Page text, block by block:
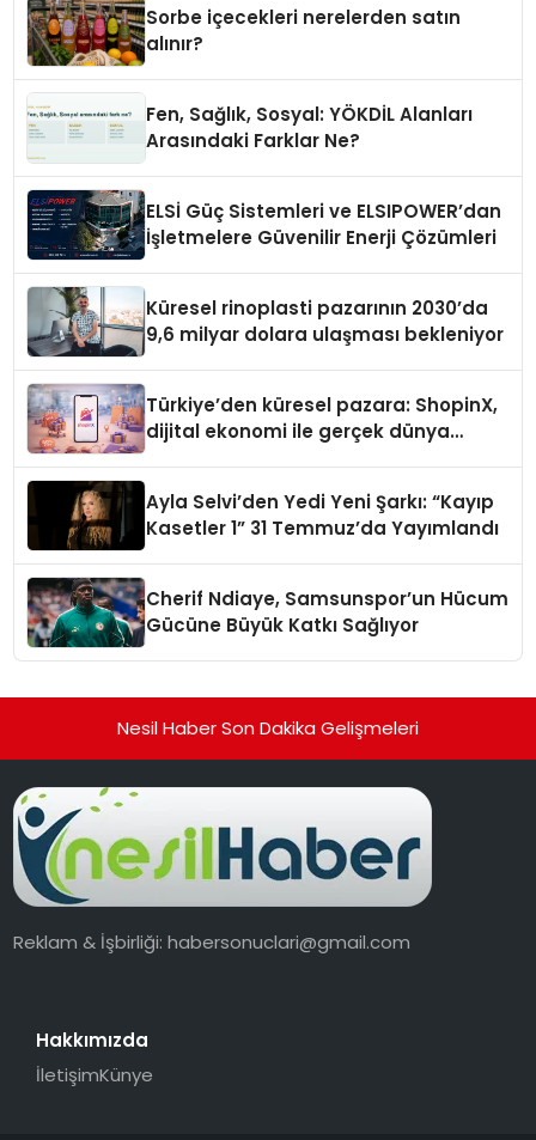
Sorbe içecekleri nerelerden satın
alınır?
Fen, Sağlık, Sosyal: YÖKDİL Alanları
Arasındaki Farklar Ne?
ELSİ Güç Sistemleri ve ELSIPOWER’dan
İşletmelere Güvenilir Enerji Çözümleri
Küresel rinoplasti pazarının 2030’da
9,6 milyar dolara ulaşması bekleniyor
Türkiye’den küresel pazara: ShopinX,
dijital ekonomi ile gerçek dünya
Ayla Selvi’den Yedi Yeni Şarkı: “Kayıp
Kasetler 1” 31 Temmuz’da Yayımlandı
Cherif Ndiaye, Samsunspor’un Hücum
Gücüne Büyük Katkı Sağlıyor
Nesil Haber Son Dakika Gelişmeleri
Reklam & İşbirliği:habersonuclari@gmail.com
Hakkımızda
İletişimKünye